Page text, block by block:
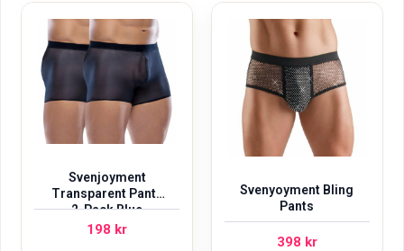
Svenjoyment
Transparent Pants
2-Pack Blue
198 kr
Svenyoyment Bling
Pants
398 kr